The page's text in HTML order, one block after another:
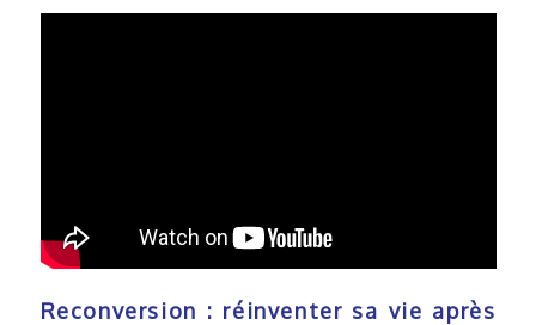
Reconversion : réinventer sa vie après